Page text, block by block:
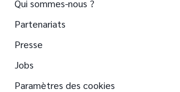
Qui sommes-nous ?
Partenariats
Presse
Jobs
Paramètres des cookies